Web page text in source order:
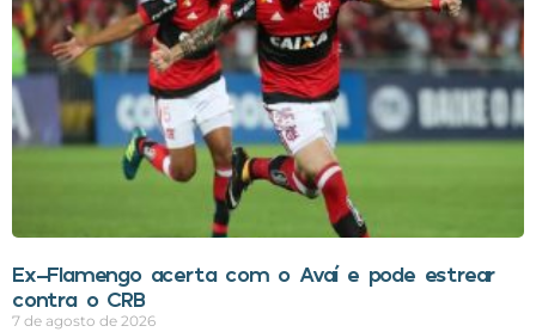
Ex-Flamengo acerta com o Avaí e pode estrear
contra o CRB
7 de agosto de 2026